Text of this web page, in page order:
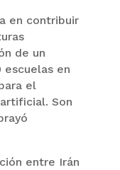
en contribuir
de un
en
el
Son
entre Irán